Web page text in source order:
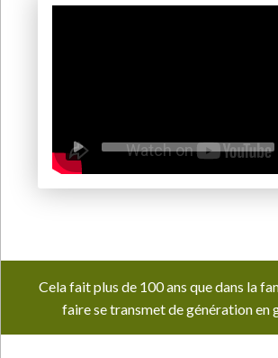
Cela fait plus de 100 ans que dans la
faire se transmet de génération en